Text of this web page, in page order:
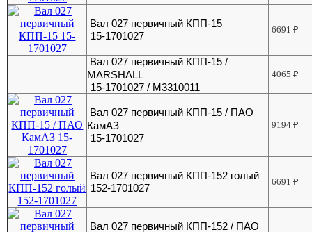
Вал 027 первичный КПП-15
15-1701027
6691₽
Вал 027 первичный КПП-15 /
MARSHALL
15-1701027 / M3310011
4065₽
Вал 027 первичный КПП-15 / ПАО
КамАЗ
15-1701027
9194₽
Вал 027 первичный КПП-152 голый
152-1701027
6691₽
Вал 027 первичный КПП-152 / ПАО